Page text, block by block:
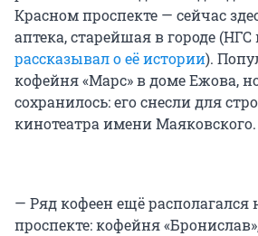
Красном проспекте — сейчас
аптека, старейшая в городе (НГС
рассказывал о её истории).
кофейня «Марс» в доме Ежова,
сохранилось: его снесли для
кинотеатра имени Маяковского.
— Ряд кофеен ещё располагался
проспекте: кофейня